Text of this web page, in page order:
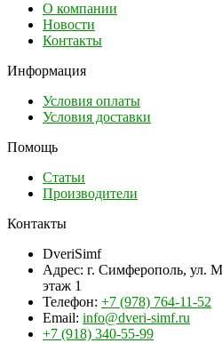
О компании
Новости
Контакты
Информация
Условия оплаты
Условия доставки
Помощь
Статьи
Производители
Контакты
DveriSimf
Адрес: г. Симферополь, ул.
этаж 1
Телефон: +7 (978) 764-11-52
Email: info@dveri-simf.ru
+7 (918) 340-55-99